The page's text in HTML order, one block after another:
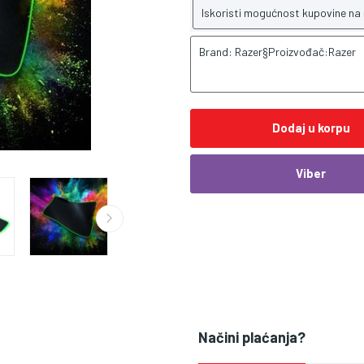
Iskoristi mogućnost kupovine
Brand: Razer§Proizvođač:Razer
Dodaj u korpu
Viber
Načini plaćanja?